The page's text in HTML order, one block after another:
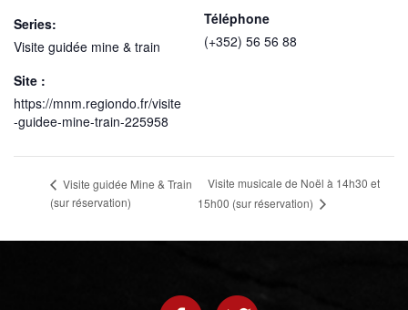
Series:
Visite guidée mine & train
Site :
https://mnm.regiondo.fr/visite
-guidee-mine-train-225958
Téléphone
(+352) 56 56 88
Visite guidée Mine & Train
(sur réservation)
Visite musicale de Noël à 14h30 et
15h00 (sur réservation)